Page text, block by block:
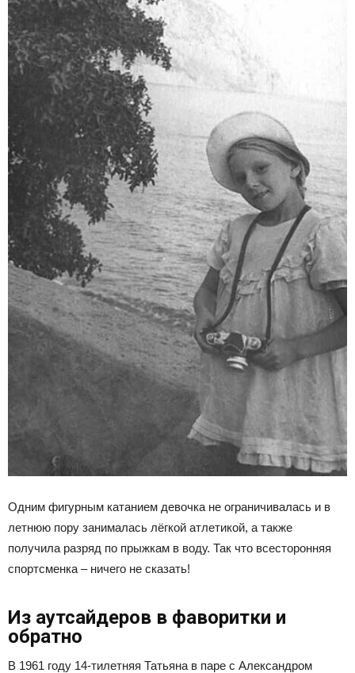
Одним фигурным катанием девочка не ограничивалась и в
летнюю пору занималась лёгкой атлетикой, а также
получила разряд по прыжкам в воду. Так что всесторонняя
спортсменка – ничего не сказать!
Из аутсайдеров в фаворитки и
обратно
В 1961 году 14-тилетняя Татьяна в паре с Александром